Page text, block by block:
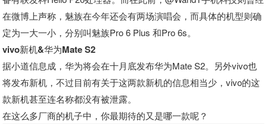
在微博上声称，魅族在今年还会有两场演唱会，而具体的机型则确
定为一大一小，分别叫魅族Pro 6 Plus 和Pro 6s。
vivo新机&华为Mate S2
据小道信息成，华为将会在十月底发布华为Mate S2。另外vivo也
将发布新机，不过目前有关于这两款新机的信息相当少，vivo的这
款新机甚至连名称都没有被泄露。
在这么多厂商的机子中，你最期待的又是哪一款呢？